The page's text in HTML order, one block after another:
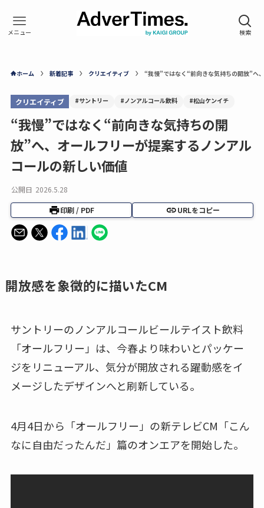
ホーム 新着記事 クリエイティブ “我慢”ではなく“前向きな気持ちの開放”へ
クリエイティブ #サントリー #ノンアルコール飲料 #松山ケンイチ
“我慢”ではなく“前向きな気持ちの開
放”へ、オールフリーが提案するノンアル
コールの新しい価値
公開日 2026.5.28
印刷 / PDF URLをコピー
開放感を象徴的に描いたCM
サントリーのノンアルコールビールテイスト飲料
「オールフリー」は、今春より味わいとパッケー
ジをリニューアル、気分が開放される躍動感をイ
メージしたデザインへと刷新している。
4月4日から「オールフリー」の新テレビCM「こん
なに自由だったんだ」篇のオンエアを開始した。